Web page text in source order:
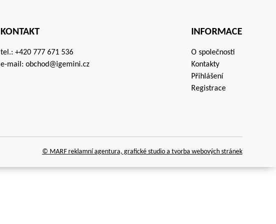
KONTAKT
tel.:+420 777 671 536
e-mail:obchod@igemini.cz
INFORMACE
O společnosti
Kontakty
Přihlášení
Registrace
© MARF reklamní agentura, grafické studio a tvorba webových stránek